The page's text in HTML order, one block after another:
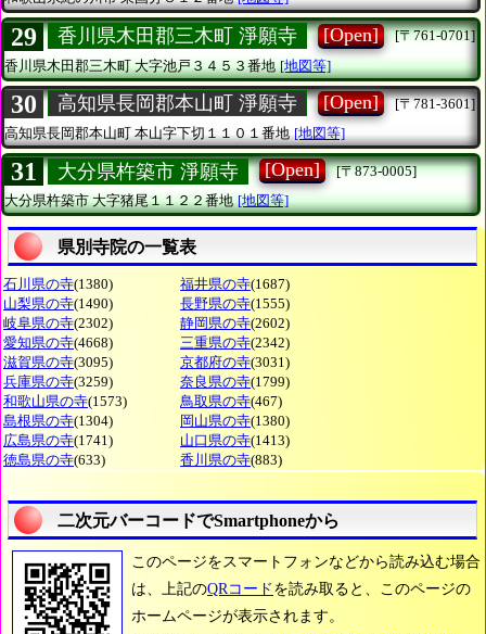
29 香川県木田郡三木町 淨願寺 [Open]
[〒761-0701]
香川県木田郡三木町大字池戸３４５３番地 [地図等]
30 高知県長岡郡本山町 淨願寺 [Open]
[〒781-3601]
高知県長岡郡本山町 本山字下切１１０１番地 [地図等]
31 大分県杵築市 淨願寺 [Open]
[〒873-0005]
大分県杵築市大字猪尾１１２２番地 [地図等]
県別寺院の一覧表
石川県の寺(1380) 福井県の寺(1687)
山梨県の寺(1490) 長野県の寺(1555)
岐阜県の寺(2302) 静岡県の寺(2602)
愛知県の寺(4668) 三重県の寺(2342)
滋賀県の寺(3095) 京都府の寺(3031)
兵庫県の寺(3259) 奈良県の寺(1799)
和歌山県の寺(1573) 鳥取県の寺(467)
島根県の寺(1304) 岡山県の寺(1380)
広島県の寺(1741) 山口県の寺(1413)
徳島県の寺(633) 香川県の寺(883)
二次元バーコードでSmartphoneから
このページをスマートフォンなどから読み込む場合
は、上記のQRコード を読み取ると、このページの
ホームページが表示されます。